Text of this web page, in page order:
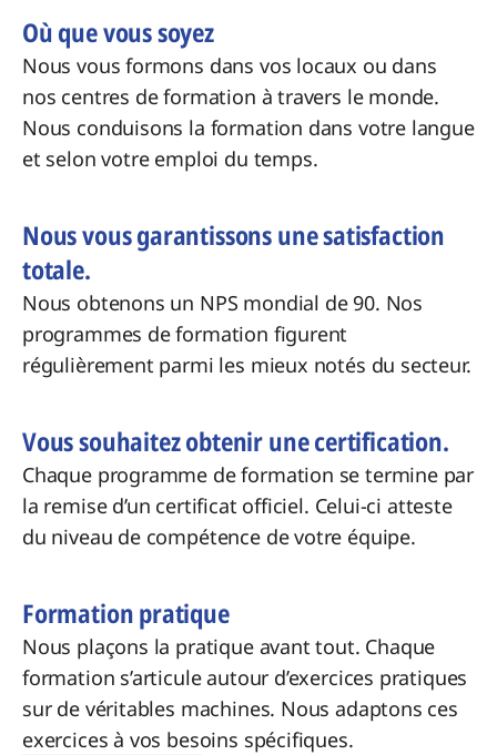
Où que vous soyez
Nous vous formons dans vos locaux ou dans
nos centres de formation à travers le monde.
Nous conduisons la formation dans votre langue
et selon votre emploi du temps.
Nous vous garantissons une satisfaction
totale.
Nous obtenons un NPS mondial de 90. Nos
programmes de formation figurent
régulièrement parmi les mieux notés du secteur.
Vous souhaitez obtenir une certification.
Chaque programme de formation se termine par
la remise d’un certificat officiel. Celui-ci atteste
du niveau de compétence de votre équipe.
Formation pratique
Nous plaçons la pratique avant tout. Chaque
formation s’articule autour d’exercices pratiques
sur de véritables machines. Nous adaptons ces
exercices à vos besoins spécifiques.